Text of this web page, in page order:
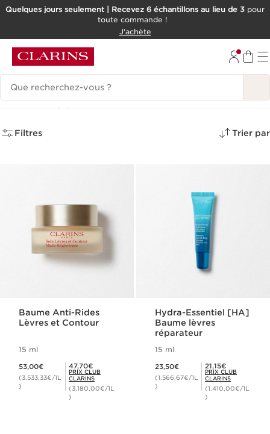
ALLER AU CONTENU
Quelques jours seulement | Recevez 6 échantillons au lieu de 3 pour
toute commande !
J'achète
Historique des recherches
Lèvres (2)
Filtres Trier par
Baume Anti-Rides
Lèvres et Contour
15 ml
53,00€
(3.533,33€/1L
)
Prix Club Clarins 47,70€
47,70€
PRIX CLUB
CLARINS
(3.180,00€/1L
)
Hydra-Essentiel [HA]
Baume lèvres
réparateur
15 ml
23,50€
(1.566,67€/1L
)
Prix Club Clarins 21,15€
21,15€
PRIX CLUB
CLARINS
(1.410,00€/1L
)